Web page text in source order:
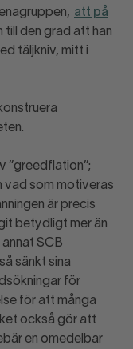
att på
till den grad att han
täljkniv, mitt i
”greedflation”;
vad som motiveras
är precis
betydligt mer än
SCB
sänkt sina
för
för att många
också gör att
en omedelbar